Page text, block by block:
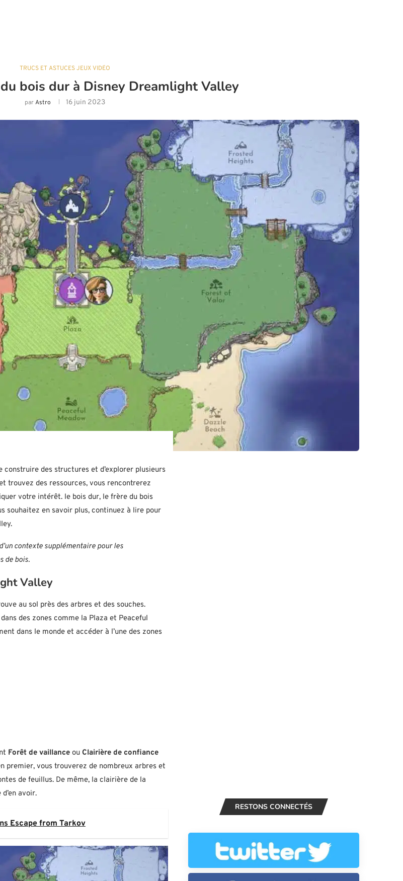
TRUCS ET ASTUCES JEUX VIDÉO
bois dur à Disney Dreamlight Valley
parAstro 16 juin 2023
des structures et d’explorer plusieurs
trouvez des ressources, vous rencontrerez
votre intérêt. le bois dur, le frère du bois
souhaitez en savoir plus, continuez à lire pour
contexte supplémentaire pour les
de bois.
Valley
au sol près des arbres et des souches.
des zones comme la Plaza et Peaceful
dans le monde et accéder à l’une des zones
Forêt de vaillance ou Clairière de confiance
premier, vous trouverez de nombreux arbres et
de feuillus. De même, la clairière de la
avoir.
Escape from Tarkov
RESTONS CONNECTÉS